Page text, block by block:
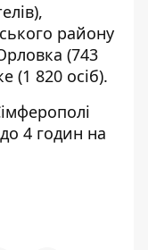
району
(743
(1 820 осіб).
4 годин на